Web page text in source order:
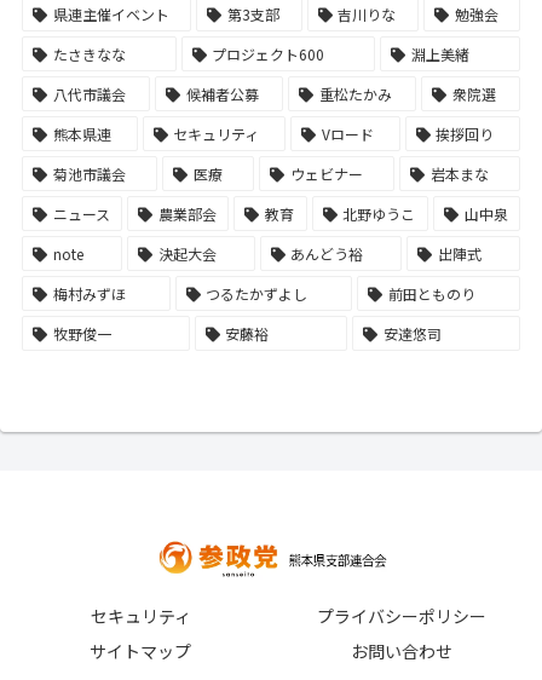
県連主催イベント
第3支部 吉川りな
勉強会
たさきなな
プロジェクト600
淵上美緒
八代市議会
候補者公募 重松たかみ
衆院選
熊本県連
セキュリティ Vロード
挨拶回り
菊池市議会
医療 ウェビナー
岩本まな
ニュース
農業部会 教育 北野ゆうこ
山中泉
note
決起大会 あんどう裕
出陣式
梅村みずほ
つるたかずよし
前田とものり
牧野俊一
安藤裕 安達悠司
セキュリティ
プライバシーポリシー
サイトマップ
お問い合わせ